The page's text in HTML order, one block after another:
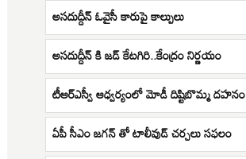
అసదుద్దీన్ ఓవైసీ కారుపై కాల్పులు
అసదుద్దీన్ కి జడ్ కేటగిరి..కేంద్రం నిర్ణయం
టీఆర్ఎస్వీ ఆధ్వర్యంలో మోడీ దిష్టిబొమ్మ దహనం
ఏపీ సీఎం జగన్ తో టాలీవుడ్ చర్చలు సఫలం